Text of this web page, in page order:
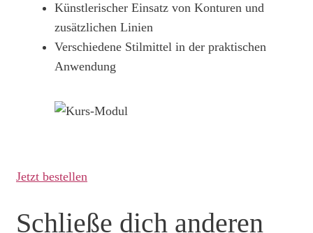
Künstlerischer Einsatz von Konturen und
zusätzlichen Linien
Verschiedene Stilmittel in der praktischen
Anwendung
Jetzt bestellen
Schließe dich anderen